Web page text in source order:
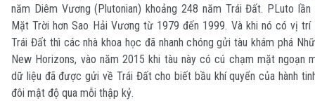
năm Diêm Vương (Plutonian) khoảng 248 năm Trái Đất. PLuto
Mặt Trời hơn Sao Hải Vương từ 1979 đến 1999. Và khi nó có vị
Trái Đất thì các nhà khoa học đã nhanh chóng gửi tàu khám phá
New Horizons, vào năm 2015 khi tàu này có cú chạm mặt ngoạn
dữ liệu đã được gửi về Trái Đất cho biết bầu khí quyển của hành
đôi mật độ qua mỗi thập kỷ.